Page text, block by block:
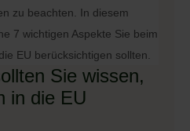
zu beachten. In diesem
7 wichtigen Aspekte Sie beim
EU berücksichtigen sollten.
Sie wissen,
in die EU